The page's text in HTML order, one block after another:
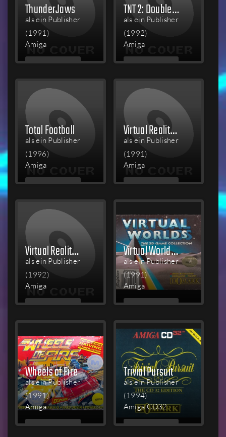
ThunderJaws
als ein Publisher
(1991)
Amiga
MEHR
TNT 2: Double Dynamite - The Compilation
als ein Publisher
(1992)
Amiga
MEHR
Total Football
als ein Publisher
(1996)
Amiga
MEHR
Virtual Reality Studio
als ein Publisher
(1991)
Amiga
MEHR
Virtual Reality Studio 2.0
als ein Publisher
(1992)
Amiga
MEHR
Virtual Worlds: The 3D Game Collection
als ein Publisher
(1991)
Amiga
MEHR
Wheels of Fire
als ein Publisher
(1991)
Amiga
MEHR
Trivial Pursuit
als ein Publisher
(1994)
Amiga CD32
MEHR